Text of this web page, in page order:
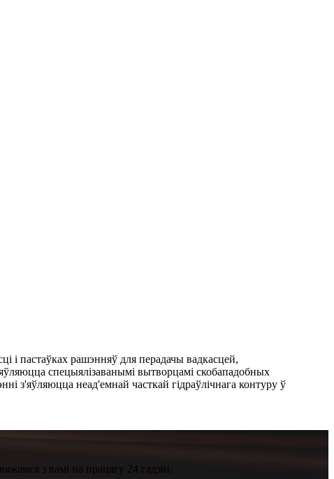
і пастаўках рашэнняў для перадачы вадкасцей,
спецыялізаванымі вытворцамі скобападобных
з'яўляюцца неад'емнай часткай гідраўлічнага контуру ў
з вамі на працягу 24 гадзін.